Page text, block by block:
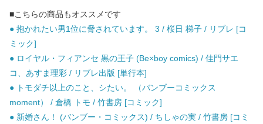
■こちらの商品もオススメです
● 抱かれたい男1位に脅されています。 3 / 桜日 梯子 / リブレ [コ
ミック]
● ロイヤル・フィアンセ 黒の王子 (Be×boy comics) / 佳門サエ
コ、あすま理彩 / リブレ出版 [単行本]
● トモダチ以上のこと、シたい。 （バンブーコミックス
moment） / 倉橋 トモ / 竹書房 [コミック]
● 新婚さん！ (バンブー・コミックス) / ちしゃの実 / 竹書房 [コミ